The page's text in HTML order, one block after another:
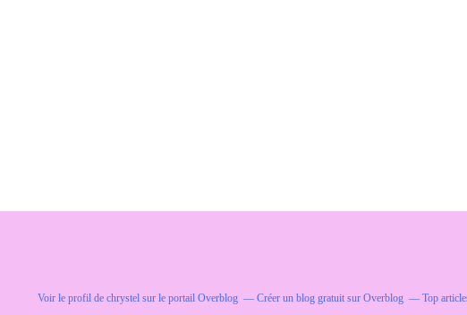
Voir le profil de chrystel sur le portail Overblog Créer un blog gratuit sur Overblog Top